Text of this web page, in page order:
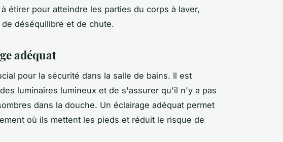
étirer pour atteindre les parties du corps à laver,
déséquilibre et de chute.
adéquat
pour la sécurité dans la salle de bains. Il est
luminaires lumineux et de s'assurer qu'il n'y a pas
dans la douche. Un éclairage adéquat permet
où ils mettent les pieds et réduit le risque de